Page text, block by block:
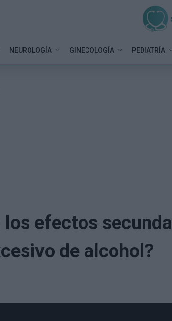
NEUROLOGÍA GINECOLOGÍA PEDIATRÍA
los efectos
de alcohol?